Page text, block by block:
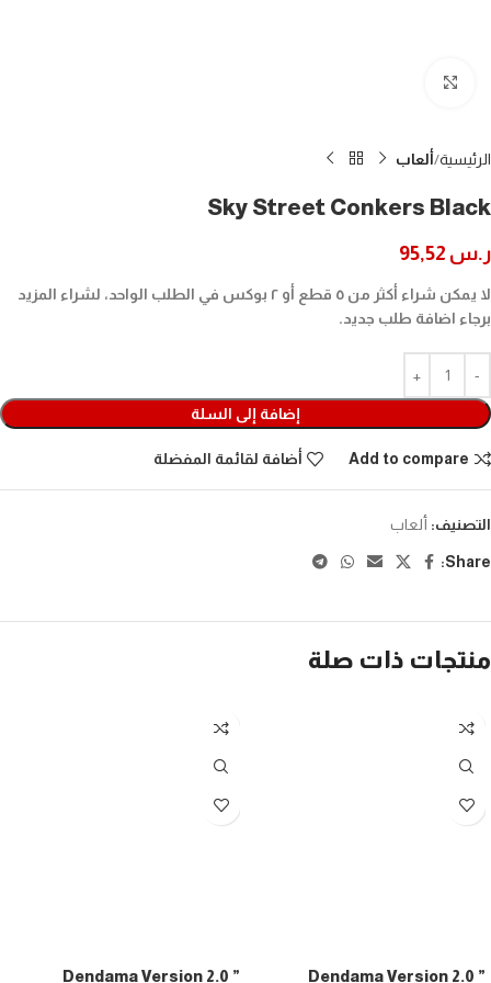
الرئيسية ألعاب
Sky Street Conkers Black
ر.س
لا يمكن شراء أكثر من ٥ قطع أو ٢ بوكس في الطلب الواحد، لشراء المزيد
برجاء اضافة طلب جديد.
إضافة إلى السلة
Add to compare أضافة لقائمة المفضلة
التصنيف: ألعاب
Share:
منتجات ذات صلة
Dendama Version 2.0 ”
Dendama Version 2.0 ”